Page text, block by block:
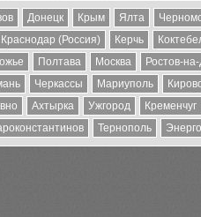
Донецк Крым Ялта
Краснодар (Россия) Керчь
Полтава Москва
Ростов-
Черкассы Мариуполь
Ахтырка Ужгород
Кременчуг
Тернополь